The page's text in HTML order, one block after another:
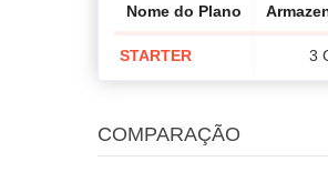
Nome do Plano
STARTER 3
COMPARAÇÃO